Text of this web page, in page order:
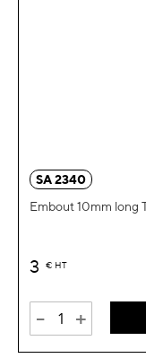
SA 2340
Embout 10mm long
3 € HT
- +